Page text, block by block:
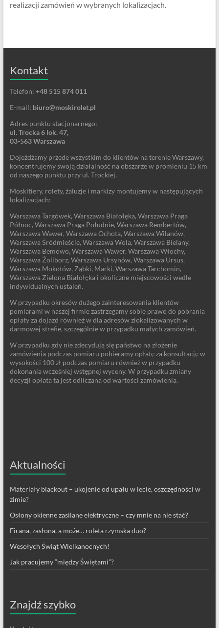
realizacji zamówień w wybranych lokalizacjach.
Kontakt
Telefon: +48 515 874 011
E-mail: biuro@moskirolet.pl
Adres punktu stacjonarnego:
ul. Trocka 6 lok. 47,
03-563 Warszawa
Dojeżdżamy przede wszystkim do klientów na terenie Warszawy,
koncentrujemy swoją działalność na obszarze w promieniu 15 km
od naszego punktu przy ul. Trockiej.
Moskitiery, rolety, żaluzje i markizy montujemy w następujących
lokalizacjach:
Warszawa Targówek, Warszawa Białołęka, Warszawa Praga
Północ, Warszawa Praga Południe, Warszawa Rembertów,
Warszawa Wawer, Warszawa Ochota, Warszawa Wilanów,
Warszawa Śródmieście, Warszawa Wola, Warszawa Bielany,
Warszawa Bemowo, Warszawa Wawer, Warszawa Włochy,
Warszawa Żoliborz, Warszawa Ursynów, Warszawa Ursus,
Warszawa Mokotów, Ząbki, Marki, Warszawa Tarchomin,
Warszawa Zielona Białołęka i okoliczne miejscowości wedle
indywidualnych ustaleń.
W przypadku okresów dużego zainteresowania klientów
pomiarami w naszej firmie zastrzegamy sobie prawo do pobrania
opłaty za dojazd również w dla adresów zlokalizowanych w
darmowej strefie, szczególnie w przypadku małych zamówień.
W przypadku gdy nie zdecydują się państwo na złożenie
zamówienia podczas pomiaru pobieramy opłatę za konsultację w
wysokości 100 zł podczas pomiaru również w przypadku
dokonania wcześniej wstępnej wyceny. W przypadku zmiany
decyzji opłata ta jest odliczana od wartości zamówienia.
Aktualności
Materiały blackout – ukojenie od upału w lecie, oszczędności w
zimie?
Osłony okienne zasilane elektryczne – czy mnie na nie stać?
Firana, zasłona, a może… roleta rzymska duo?
Wesołych Świąt Wielkanocnych!
Jak pracujemy “między Świętami”?
Znajdź szybko